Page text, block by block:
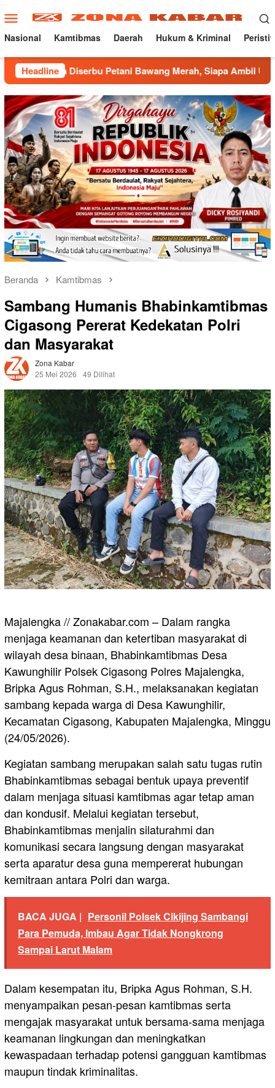
ke
konten
Menu
Mobile
Nasional Kamtibmas Daerah Hukum & Kriminal
Headline
Diserbu Petani Bawang Merah, Siapa Ambil Untung ???
Beranda Kamtibmas
Sambang Humanis Bhabinkamtibmas
Cigasong Pererat Kedekatan Polri
dan Masyarakat
Zona Kabar
25 Mei 2026
49 Dilihat
Majalengka // Zonakabar.com – Dalam rangka
menjaga keamanan dan ketertiban masyarakat di
wilayah desa binaan, Bhabinkamtibmas Desa
Kawunghilir Polsek Cigasong Polres Majalengka,
Bripka Agus Rohman, S.H., melaksanakan kegiatan
sambang kepada warga di Desa Kawunghilir,
Kecamatan Cigasong, Kabupaten Majalengka, Minggu
(24/05/2026).
Kegiatan sambang merupakan salah satu tugas rutin
Bhabinkamtibmas sebagai bentuk upaya preventif
dalam menjaga situasi kamtibmas agar tetap aman
dan kondusif. Melalui kegiatan tersebut,
Bhabinkamtibmas menjalin silaturahmi dan
komunikasi secara langsung dengan masyarakat
serta aparatur desa guna mempererat hubungan
kemitraan antara Polri dan warga.
BACA JUGA | Personil Polsek Cikijing Sambangi
Para Pemuda, Imbau Agar Tidak Nongkrong
Sampai Larut Malam
Dalam kesempatan itu, Bripka Agus Rohman, S.H.
menyampaikan pesan-pesan kamtibmas serta
mengajak masyarakat untuk bersama-sama menjaga
keamanan lingkungan dan meningkatkan
kewaspadaan terhadap potensi gangguan kamtibmas
maupun tindak kriminalitas.